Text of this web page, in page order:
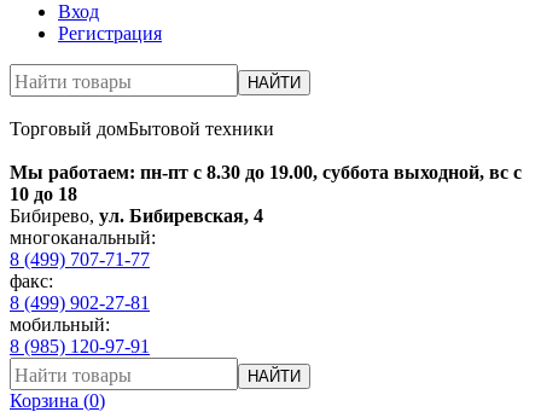
Вход
Регистрация
НАЙТИ
Торговый домБытовой техники
Мы работаем: пн-пт с 8.30 до 19.00, суббота выходной, вс с
10 до 18
Бибирево, ул. Бибиревская, 4
многоканальный:
8 (499) 707-71-77
факс:
8 (499) 902-27-81
мобильный:
8 (985) 120-97-91
НАЙТИ
Корзина (0)